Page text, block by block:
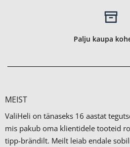
Palju kaupa
MEIST
ValiHeli on tänaseks 16 aastat
mis pakub oma klientidele tooteid
tipp-brändilt. Meilt leiab endale